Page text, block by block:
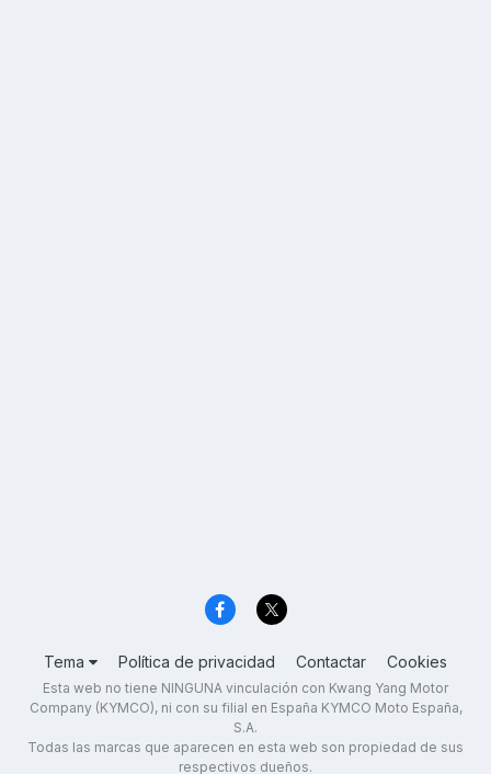
Tema Política de privacidad Contactar Cookies
Esta web no tiene NINGUNA vinculación con Kwang Yang Motor
Company (KYMCO), ni con su filial en España KYMCO Moto España,
S.A.
Todas las marcas que aparecen en esta web son propiedad de sus
respectivos dueños.